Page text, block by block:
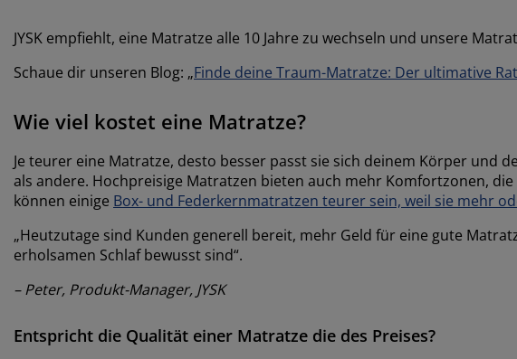
JYSK empfiehlt, eine Matratze alle 10 Jahre zu wechseln und unsere
Schaue dir unseren Blog: „Finde deine Traum-Matratze: Der ultimative
Wie viel kostet eine Matratze?
Je teurer eine Matratze, desto besser passt sie sich deinem Körper und
als andere. Hochpreisige Matratzen bieten auch mehr Komfortzonen,
können einige Box- und Federkernmatratzen teurer sein, weil sie mehr
„Heutzutage sind Kunden generell bereit, mehr Geld für eine gute
erholsamen Schlaf bewusst sind“.
– Peter, Produkt-Manager, JYSK
Entspricht die Qualität einer Matratze die des Preises?